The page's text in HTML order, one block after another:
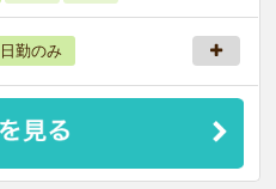
日勤のみ